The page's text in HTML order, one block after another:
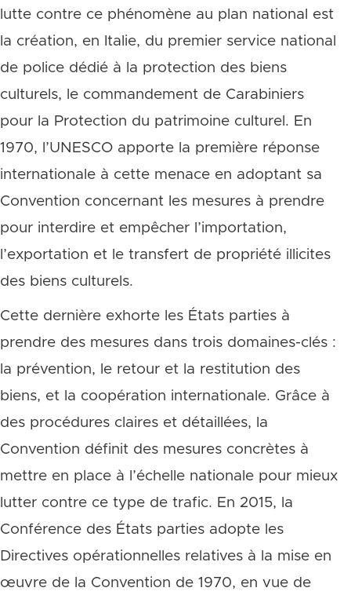
lutte contre ce phénomène au plan national est
la création, en Italie, du premier service national
de police dédié à la protection des biens
culturels, le commandement de Carabiniers
pour la Protection du patrimoine culturel. En
1970, l’UNESCO apporte la première réponse
internationale à cette menace en adoptant sa
Convention concernant les mesures à prendre
pour interdire et empêcher l’importation,
l’exportation et le transfert de propriété illicites
des biens culturels.
Cette dernière exhorte les États parties à
prendre des mesures dans trois domaines-clés :
la prévention, le retour et la restitution des
biens, et la coopération internationale. Grâce à
des procédures claires et détaillées, la
Convention définit des mesures concrètes à
mettre en place à l’échelle nationale pour mieux
lutter contre ce type de trafic. En 2015, la
Conférence des États parties adopte les
Directives opérationnelles relatives à la mise en
œuvre de la Convention de 1970, en vue de